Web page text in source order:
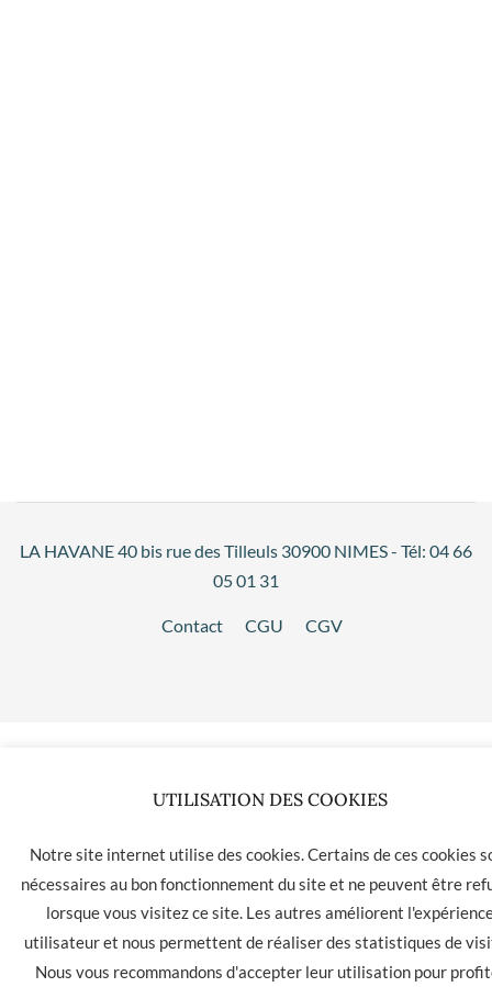
LA HAVANE 40 bis rue des Tilleuls 30900 NIMES - Tél: 04 66
05 01 31
Contact CGU CGV
UTILISATION DES COOKIES
Notre site internet utilise des cookies. Certains de ces cookies
nécessaires au bon fonctionnement du site et ne peuvent être
lorsque vous visitez ce site. Les autres améliorent
utilisateur et nous permettent de réaliser des statistiques de
Nous vous recommandons d'accepter leur utilisation pour